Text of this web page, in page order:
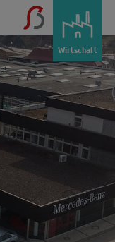
Wirtschaft